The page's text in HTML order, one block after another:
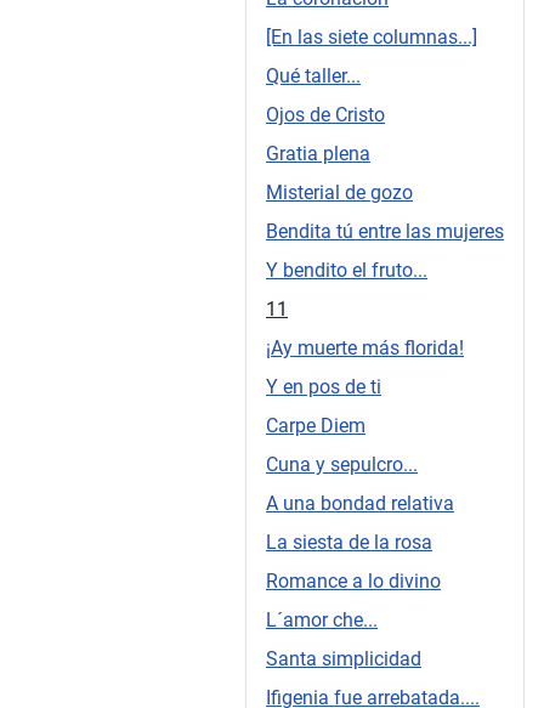
[En las siete columnas...]
Qué taller...
Ojos de Cristo
Gratia plena
Misterial de gozo
Bendita tú entre las mujeres
Y bendito el fruto...
11
¡Ay muerte más florida!
Y en pos de ti
Carpe Diem
Cuna y sepulcro...
A una bondad relativa
La siesta de la rosa
Romance a lo divino
L´amor che...
Santa simplicidad
Ifigenia fue arrebatada....